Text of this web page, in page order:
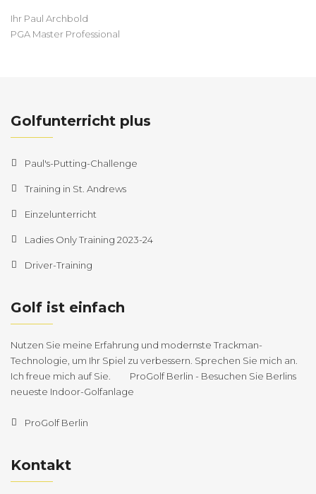
Ihr Paul Archbold
PGA Master Professional
Golfunterricht plus
Paul's-Putting-Challenge
Training in St. Andrews
Einzelunterricht
Ladies Only Training 2023-24
Driver-Training
Golf ist einfach
Nutzen Sie meine Erfahrung und modernste Trackman-
Technologie, um Ihr Spiel zu verbessern. Sprechen Sie mich an.
Ich freue mich auf Sie. ProGolf Berlin - Besuchen Sie Berlins
neueste Indoor-Golfanlage
ProGolf Berlin
Kontakt